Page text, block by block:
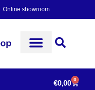
Online showroom
€0,00 0